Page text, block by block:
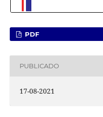
PDF
PUBLICADO
17-08-2021